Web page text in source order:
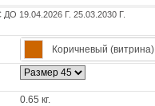
19.04.2026 Г. 25.03.2030 Г.
Коричневый (витрина)
0.65 кг.